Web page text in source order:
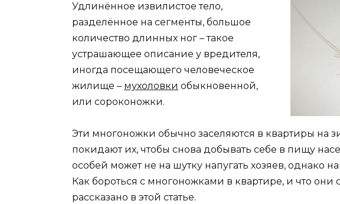
Удлинённое извилистое тело,
разделённое на сегменты, большое
количество длинных ног – такое
устрашающее описание у вредителя,
иногда посещающего человеческое
жилище – мухоловки обыкновенной,
или сороконожки.
Эти многоножки обычно заселяются в квартиры на
покидают их, чтобы снова добывать себе в пищу
особей может не на шутку напугать хозяев, однако
Как бороться с многоножками в квартире, и что они
рассказано в этой статье.